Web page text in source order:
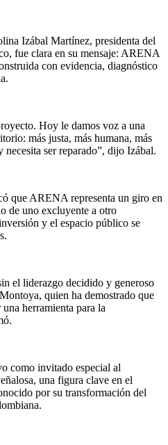
Izábal Martínez, presidenta del
fue clara en su mensaje: ARENA
con evidencia, diagnóstico
Hoy le damos voz a una
más justa, más humana, más
ser reparado”, dijo Izábal.
que ARENA representa un giro en
de uno excluyente a otro
y el espacio público se
el liderazgo decidido y generoso
quien ha demostrado que
herramienta para la
como invitado especial al
una figura clave en el
por su transformación del